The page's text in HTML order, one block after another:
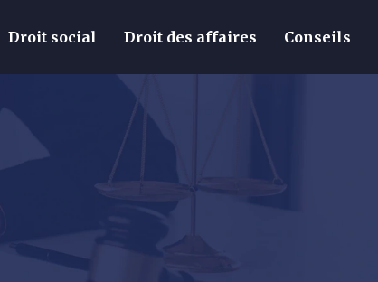
Droit social Droit des affaires Conseils